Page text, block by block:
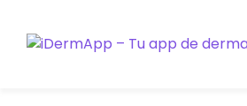
contenido